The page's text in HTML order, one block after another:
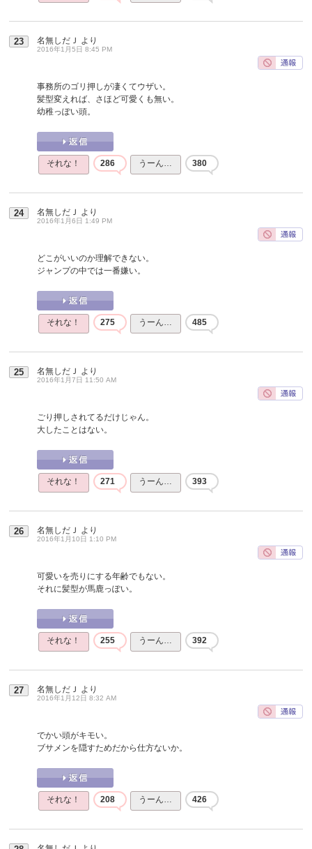
23 名無しだＪ より
2016年1月5日 8:45 PM
事務所のゴリ押しが凄くてウザい。
髪型変えれば、さほど可愛くも無い。
幼稚っぽい頭。
それな！ 286 うーん… 380
24 名無しだＪ より
2016年1月6日 1:49 PM
どこがいいのか理解できない。
ジャンプの中では一番嫌い。
それな！ 275 うーん… 485
25 名無しだＪ より
2016年1月7日 11:50 AM
ごり押しされてるだけじゃん。
大したことはない。
それな！ 271 うーん… 393
26 名無しだＪ より
2016年1月10日 1:10 PM
可愛いを売りにする年齢でもない。
それに髪型が馬鹿っぽい。
それな！ 255 うーん… 392
27 名無しだＪ より
2016年1月12日 8:32 AM
でかい頭がキモい。
ブサメンを隠すためだから仕方ないか。
それな！ 208 うーん… 426